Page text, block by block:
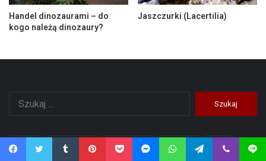
Handel dinozaurami – do
kogo należą dinozaury?
Jaszczurki (Lacertilia)
Afryka Ameryka Pd Ameryka Pn Australia Azja